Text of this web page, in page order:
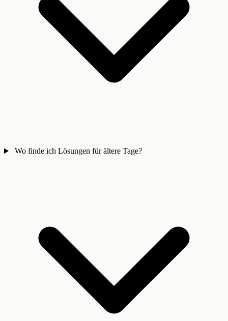
Wo finde ich Lösungen für ältere Tage?